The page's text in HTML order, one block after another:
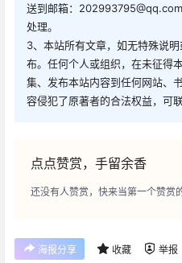
送到邮箱：
处理。
3、本站所有文章，如无特殊说
布。任何个人或组织，在未征得
集、发布本站内容到任何网站、
容侵犯了原著者的合法权益，可
点点赞赏，手留余香
还没有人赞赏，快来当第一个赞赏
海报分享 收藏 举报